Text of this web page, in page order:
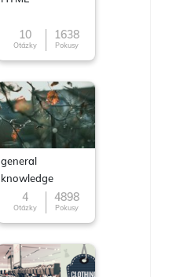
10
Otázky
1638
Pokusy
general
knowledge
4
Otázky
4898
Pokusy